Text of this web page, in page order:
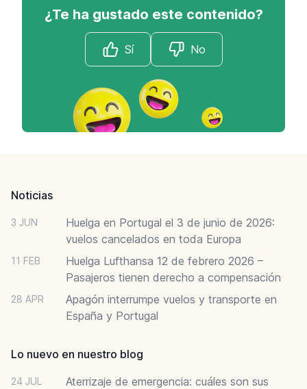
¿Te ha gustado este contenido?
Sí No
Noticias
3 JUN
Huelga en Portugal el 3 de junio de 2026:
vuelos cancelados en toda Europa
11 FEB
Huelga Lufthansa 12 de febrero 2026 –
Pasajeros tienen derecho a compensación
28 APR
Apagón interrumpe vuelos y transporte en
España y Portugal
Lo nuevo en nuestro blog
24 JUL
Aterrizaje de emergencia: cuáles son sus